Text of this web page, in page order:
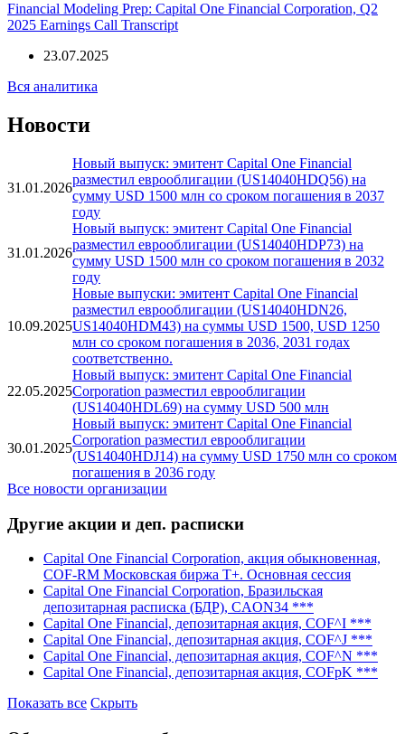
Financial Modeling Prep: Capital One Financial Corporation, Q2
2025 Earnings Call Transcript
23.07.2025
Вся аналитика
Новости
31.01.2026
Новый выпуск: эмитент Capital One Financial
разместил еврооблигации (US14040HDQ56) на
сумму USD 1500 млн со сроком погашения в 2037
году
31.01.2026
Новый выпуск: эмитент Capital One Financial
разместил еврооблигации (US14040HDP73) на
сумму USD 1500 млн со сроком погашения в 2032
году
10.09.2025
Новые выпуски: эмитент Capital One Financial
разместил еврооблигации (US14040HDN26,
US14040HDM43) на суммы USD 1500, USD 1250
млн со сроком погашения в 2036, 2031 годах
соответственно.
22.05.2025
Новый выпуск: эмитент Capital One Financial
Corporation разместил еврооблигации
(US14040HDL69) на сумму USD 500 млн
30.01.2025
Новый выпуск: эмитент Capital One Financial
Corporation разместил еврооблигации
(US14040HDJ14) на сумму USD 1750 млн со сроком
погашения в 2036 году
Все новости организации
Другие акции и деп. расписки
Capital One Financial Corporation, акция обыкновенная,
COF-RM Московская биржа Т+. Основная сессия
Capital One Financial Corporation, Бразильская
депозитарная расписка (БДР), CAON34 ***
Capital One Financial, депозитарная акция, COF^I ***
Capital One Financial, депозитарная акция, COF^J ***
Capital One Financial, депозитарная акция, COF^N ***
Capital One Financial, депозитарная акция, COFpK ***
Показать все Скрыть